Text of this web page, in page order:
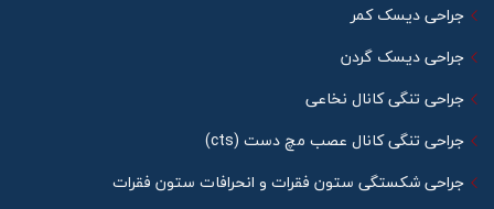
جراحی دیسک کمر
جراحی دیسک گردن
جراحی تنگی کانال نخاعی
جراحی تنگی کانال عصب مچ دست (cts)
جراحی شکستگی ستون فقرات و انحرافات ستون فقرات